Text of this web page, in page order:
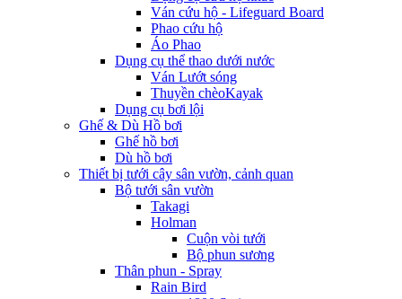
Ván cứu hộ - Lifeguard Board
Phao cứu hộ
Áo Phao
Dụng cụ thể thao dưới nước
Ván Lướt sóng
Thuyền chèoKayak
Dụng cụ bơi lội
Ghế & Dù Hồ bơi
Ghế hồ bơi
Dù hồ bơi
Thiết bị tưới cây sân vườn, cảnh quan
Bộ tưới sân vườn
Takagi
Holman
Cuộn vòi tưới
Bộ phun sương
Thân phun - Spray
Rain Bird